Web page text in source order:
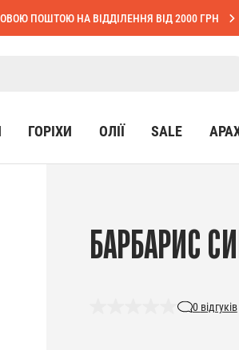
ПОШТОЮ НА ВІДДІЛЕННЯ ВІД 2000 ГРН
ГОРІХИ ОЛІЇ SALE
БАРБАРИС
0 відгуків